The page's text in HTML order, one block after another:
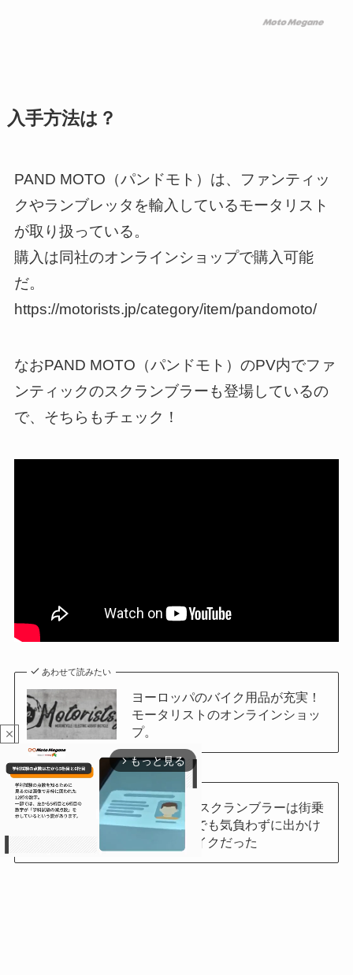
入手方法は？
PAND MOTO（パンドモト）は、ファンティッ
クやランブレッタを輸入しているモータリスト
が取り扱っている。
購入は同社のオンラインショップで購入可能
だ。
https://motorists.jp/category/item/pandomoto/
なおPAND MOTO（パンドモト）のPV内でファ
ンティックのスクランブラーも登場しているの
で、そちらもチェック！
あわせて読みたい
ヨーロッパのバイク用品が充実！
モータリストのオンラインショッ
プ。
あわせて読みたい
キャバレロ スクランブラーは街乗
りもダートでも気負わずに出かけ
たくなるバイクだった
close
arrow_forward_ios もっと見る